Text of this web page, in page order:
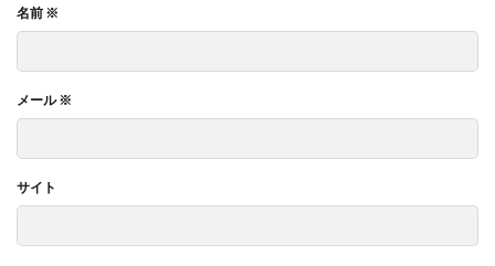
名前 ※
メール※
サイト